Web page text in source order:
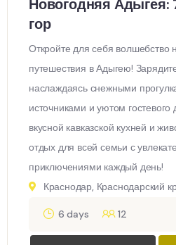
Новогодняя Адыгея:
гор
Откройте для себя волшебство
путешествия в Адыгею!
наслаждаясь снежными
источниками и уютом
вкусной кавказской кухней и
отдых для всей семьи с
приключениями каждый день!
Краснодар, Краснодарский
6 days 12